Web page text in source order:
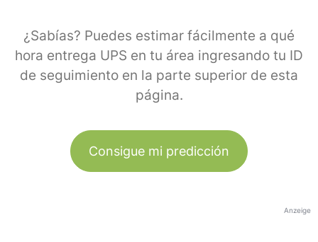
¿Sabías? Puedes estimar fácilmente a qué
hora entrega UPS en tu área ingresando tu ID
de seguimiento en la parte superior de esta
página.
Consigue mi predicción
Anzeige